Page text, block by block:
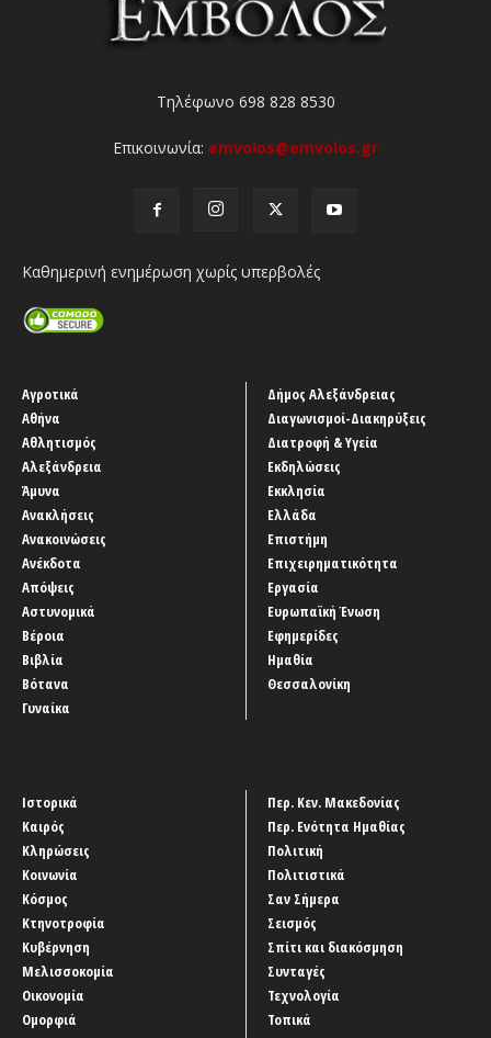
Τηλέφωνο 698 828 8530
Επικοινωνία: emvolos@emvolos.gr
Καθημερινή ενημέρωση χωρίς υπερβολές
Αγροτικά
Αθήνα
Αθλητισμός
Αλεξάνδρεια
Άμυνα
Ανακλήσεις
Ανακοινώσεις
Ανέκδοτα
Απόψεις
Αστυνομικά
Βέροια
Βιβλία
Βότανα
Γυναίκα
Δήμος Αλεξάνδρειας
Διαγωνισμοί-Διακηρύξεις
Διατροφή & Υγεία
Εκδηλώσεις
Εκκλησία
Ελλάδα
Επιστήμη
Επιχειρηματικότητα
Εργασία
Ευρωπαϊκή Ένωση
Εφημερίδες
Ημαθία
Θεσσαλονίκη
Ιστορικά
Καιρός
Κληρώσεις
Κοινωνία
Κόσμος
Κτηνοτροφία
Κυβέρνηση
Μελισσοκομία
Οικονομία
Ομορφιά
Περ. Κεν. Μακεδονίας
Περ. Ενότητα Ημαθίας
Πολιτική
Πολιτιστικά
Σαν Σήμερα
Σεισμός
Σπίτι και διακόσμηση
Συνταγές
Τεχνολογία
Τοπικά